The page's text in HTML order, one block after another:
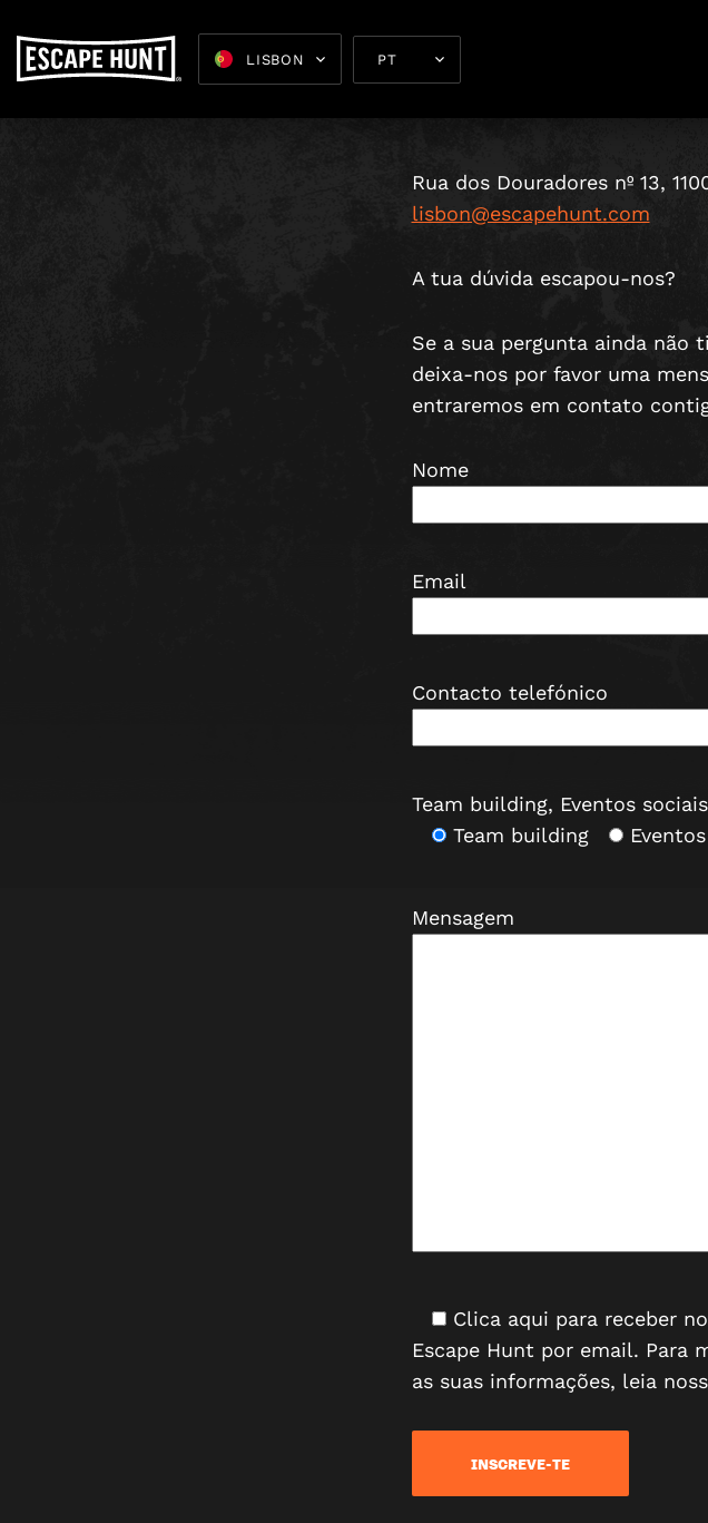
LISBON
Empresariais
Rua dos Douradores nº 13,
lisbon@escapehunt.com
A tua dúvida escapou-nos?
Se a sua pergunta ainda não
deixa-nos por favor uma
entraremos em contato
Nome
Email
Contacto telefónico
Team building, Eventos
Team building
Mensagem
Clica aqui para receber
Escape Hunt por email. Para
as suas informações, leia